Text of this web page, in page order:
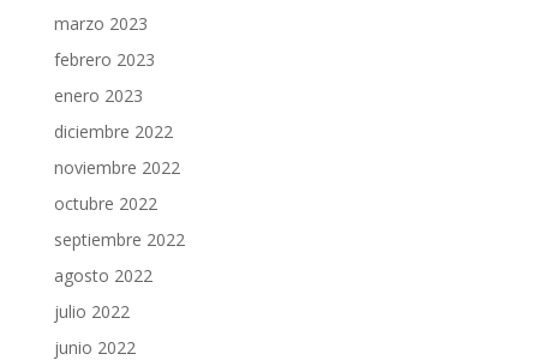
marzo 2023
febrero 2023
enero 2023
diciembre 2022
noviembre 2022
octubre 2022
septiembre 2022
agosto 2022
julio 2022
junio 2022